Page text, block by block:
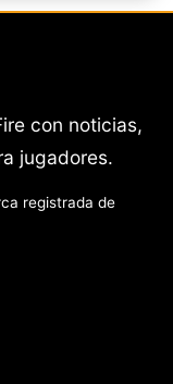
con noticias,
jugadores.
registrada de